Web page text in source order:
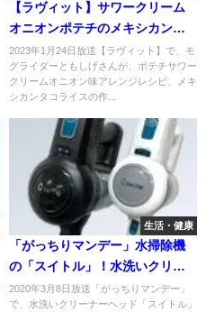
【ラヴィット】サワークリーム
オニオンポテチのメキシカンタ
コライスのレシピは？モグ飯キ
ッチン！
2023年1月24日放送【ラヴィット】で、モ
グライダーともしげさんが、ポテチサワー
クリームオニオン味アレンジレシピ、メキ
シカンタコライスの作...
生活・健康
「がっちりマンデー」水掃除機
の「スイトル」！水洗いクリー
ナーヘッド！
2020年3月8日放送「がっちりマンデー」
で、水洗いクリーナーヘッド「スイトル」